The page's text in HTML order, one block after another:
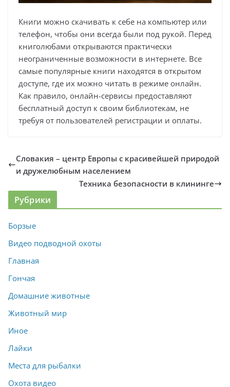
Книги можно скачивать к себе на компьютер или
телефон, чтобы они всегда были под рукой. Перед
книголюбами открываются практически
неограниченные возможности в интернете. Все
самые популярные книги находятся в открытом
доступе, где их можно читать в режиме онлайн.
Как правило, онлайн-сервисы предоставляют
бесплатный доступ к своим библиотекам, не
требуя от пользователей регистрации и оплаты.
Словакия – центр Европы с красивейшей природой
и дружелюбным населением
Техника безопасности в клининге
Рубрики
Борзые
Видео подводной охоты
Главная
Гончая
Домашние животные
Животный мир
Иное
Лайки
Места для рыбалки
Охота видео